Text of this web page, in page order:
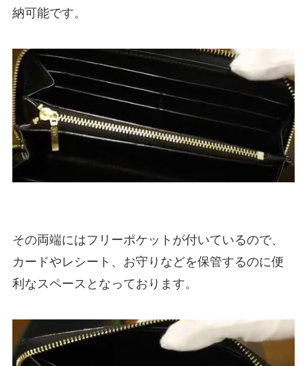
納可能です。
その両端にはフリーポケットが付いているので、
カードやレシート、お守りなどを保管するのに便
利なスペースとなっております。